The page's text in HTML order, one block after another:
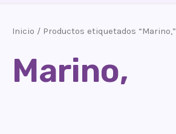
Inicio / Productos etiquetados “Marino,”
Marino,